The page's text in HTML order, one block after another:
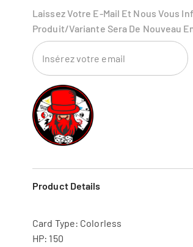
Laissez Votre E-Mail Et Nous Vous
Produit/variante Sera De Nouveau
Product Details
Card Type: Colorless
HP: 150